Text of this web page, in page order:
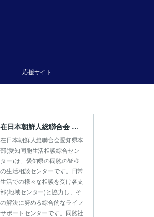
応援サイト
在日本朝鮮人総聯合会 愛知県本部
在日本朝鮮人総聯合会愛知県本
部(愛知同胞生活相談綜合セン
ター)は、愛知県の同胞の皆様
の生活相談センターです。日常
生活での様々な相談を受け各支
部(地域センター)と協力し、そ
の解決に努める綜合的なライフ
サポートセンターです。同胞社